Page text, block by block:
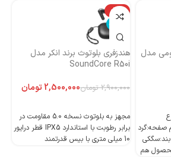
مدل
صفحه:گرد
محصول هم
-14%
ناموجود
هندزفری بلوتوث برند انکر مدل
SoundCore R50i
2,900,000 تومان2,500,000تومان
مجهز به بلوتوث نسخه 5.0 مقاومت در
برابر رطوبت با استاندارد IPX5 قطر درایور
10 میلی متری با بیس قدرتمند